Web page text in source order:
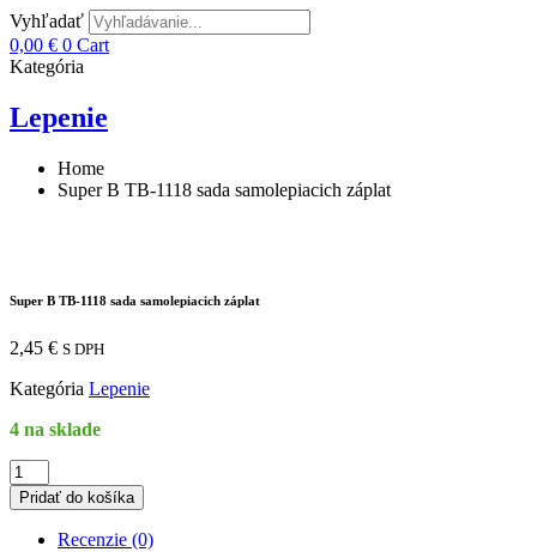
Vyhľadať
0,00 € 0 Cart
Kategória
Lepenie
Home
Super B TB-1118 sada samolepiacich záplat
Super B TB-1118 sada samolepiacich záplat
2,45 € S DPH
Kategória Lepenie
4 na sklade
množstvo
Super
B
TB-
Pridať do košíka
Recenzie (0)